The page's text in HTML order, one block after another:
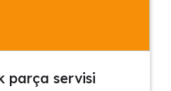
parça servisi